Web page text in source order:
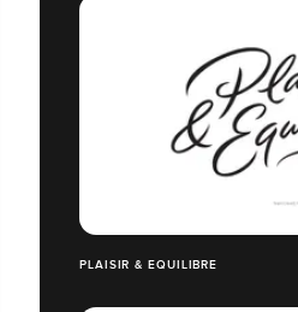
PLAISIR & EQUILIBRE